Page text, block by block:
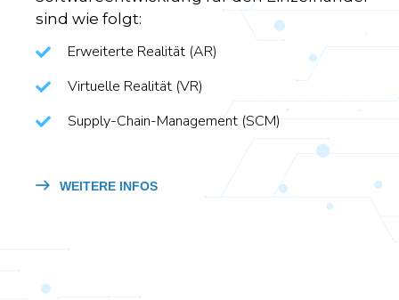
sind wie folgt:
Erweiterte Realität (AR)
Virtuelle Realität (VR)
Supply-Chain-Management (SCM)
WEITERE INFOS